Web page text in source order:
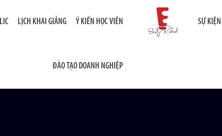
LỊCH KHAI GIẢNG Ý KIẾN HỌC VIÊN
ĐÀO TẠO DOANH NGHIỆP
SỰ KIỆN